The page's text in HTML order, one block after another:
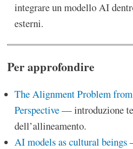
integrare un modello AI
esterni.
Per approfondire
The Alignment Problem
Perspective— introduzione
dell’allineamento.
AI models as cultural beings